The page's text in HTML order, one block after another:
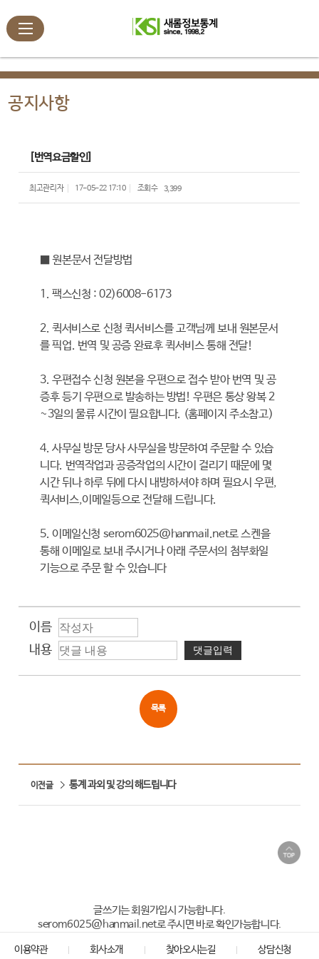
공지사항
[번역요금할인]
최고관리자 17-05-22 17:10 조회수 3,399
■ 원본문서 전달방법
1. 팩스신청 : 02)6008-6173
2. 퀵서비스로 신청 퀵서비스를 고객님께 보내 원본문서
를 픽업. 번역 및 공증 완료후 퀵서비스 통해 전달!
3. 우편접수 신청 원본을 우편으로 접수 받아 번역 및 공
증후 등기 우편으로 발송하는 방법! 우편은 통상 왕복 2
~3일의 물류 시간이 필요합니다. (홈페이지 주소참고)
4. 사무실 방문 당사 사무실을 방문하여 주문할 수 있습
니다. 번역작업과 공증작업의 시간이 걸리기 때문에 몇
시간 뒤나 하루 뒤에 다시 내방하셔야 하며 필요시 우편,
퀵서비스,이메일등으로 전달해 드립니다.
5. 이메일신청 serom6025@hanmail.net로 스켄을
통해 이메일로 보내 주시거나 아래 주문서의 첨부화일
기능으로 주문 할 수 있습니다
이름
내용
목록
이전글 통계 과외 및 강의 해드립니다
글쓰기는 회원가입시 가능합니다.
serom6025@hanmail.net로 주시면 바로 확인가능합니다.
이용약관 회사소개 찾아오시는길 상담신청